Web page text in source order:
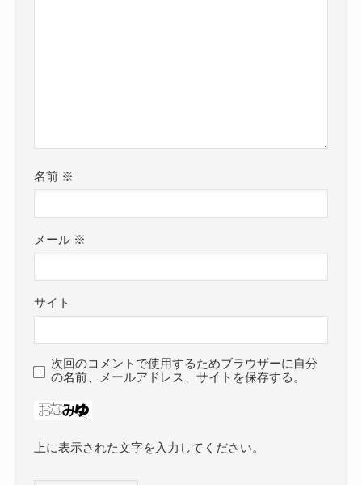
名前 ※
メール ※
サイト
次回のコメントで使用するためブラウザーに自分
の名前、メールアドレス、サイトを保存する。
上に表示された文字を入力してください。